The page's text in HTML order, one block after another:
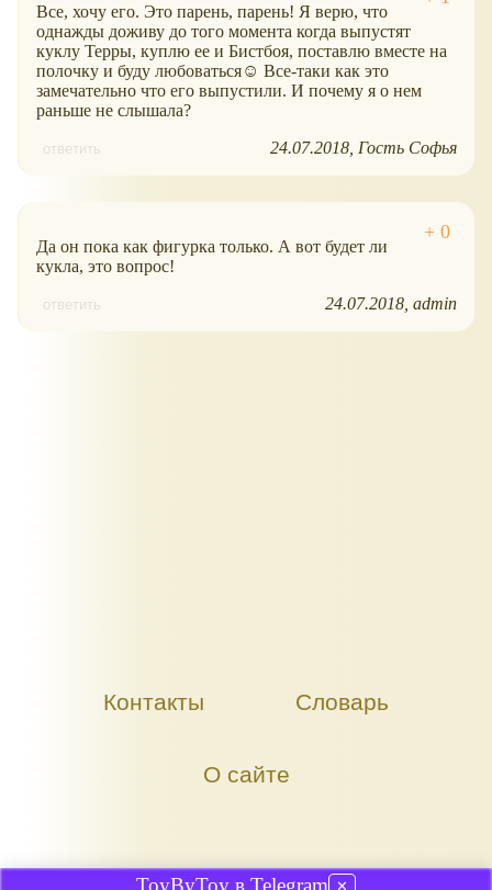
Все, хочу его. Это парень, парень! Я верю, что
однажды доживу до того момента когда выпустят
куклу Терры, куплю ее и Бистбоя, поставлю вместе на
полочку и буду любоваться☺ Все-таки как это
замечательно что его выпустили. И почему я о нем
раньше не слышала?
ответить 24.07.2018 Гость Софья
Да он пока как фигурка только. А вот будет ли
кукла, это вопрос!
ответить 24.07.2018 admin
Контакты Словарь
О сайте
ToyByToy в Telegram ✕